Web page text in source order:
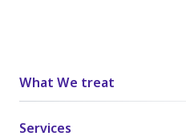
What We treat
Services